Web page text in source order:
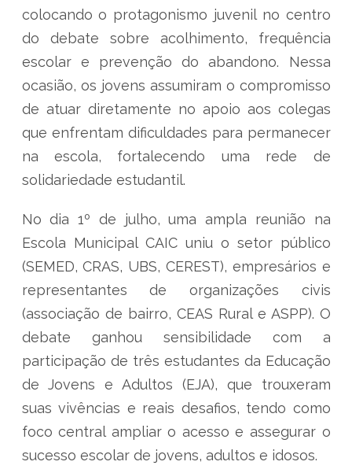
colocando o protagonismo juvenil no centro
do debate sobre acolhimento, frequência
escolar e prevenção do abandono. Nessa
ocasião, os jovens assumiram o compromisso
de atuar diretamente no apoio aos colegas
que enfrentam dificuldades para permanecer
na escola, fortalecendo uma rede de
solidariedade estudantil.
No dia 1º de julho, uma ampla reunião na
Escola Municipal CAIC uniu o setor público
(SEMED, CRAS, UBS, CEREST), empresários e
representantes de organizações civis
(associação de bairro, CEAS Rural e ASPP). O
debate ganhou sensibilidade com a
participação de três estudantes da Educação
de Jovens e Adultos (EJA), que trouxeram
suas vivências e reais desafios, tendo como
foco central ampliar o acesso e assegurar o
sucesso escolar de jovens, adultos e idosos.